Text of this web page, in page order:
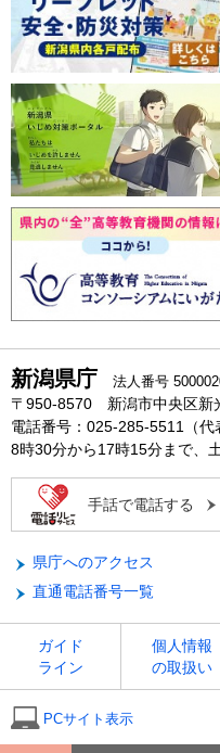
新潟県庁 法人番号
〒950-8570 新潟市中央区新
電話番号：025-285-5511（代
8時30分から17時15分まで、
手話で電話する
県庁へのアクセス
直通電話番号一覧
ガイド
ライン
個人情報
の取扱い
PCサイト表示